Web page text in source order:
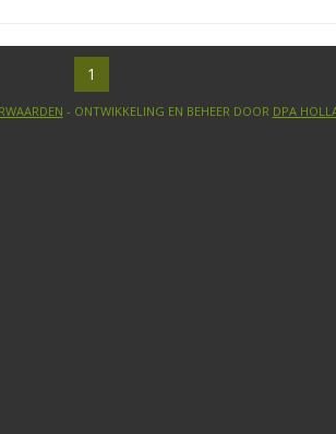
1
- ONTWIKKELING EN BEHEER DOOR DPA